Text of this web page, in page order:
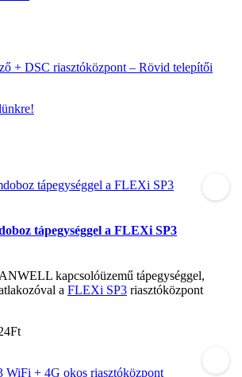
+ DSC riasztóközpont – Rövid telepítői
tápegységgel a FLEXi SP3
kapcsolóüzemű tápegységgel,
a FLEXi SP3 riasztóközpont